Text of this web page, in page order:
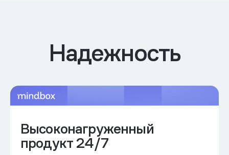
Надежность
Высоконагруженный
продукт 24/7